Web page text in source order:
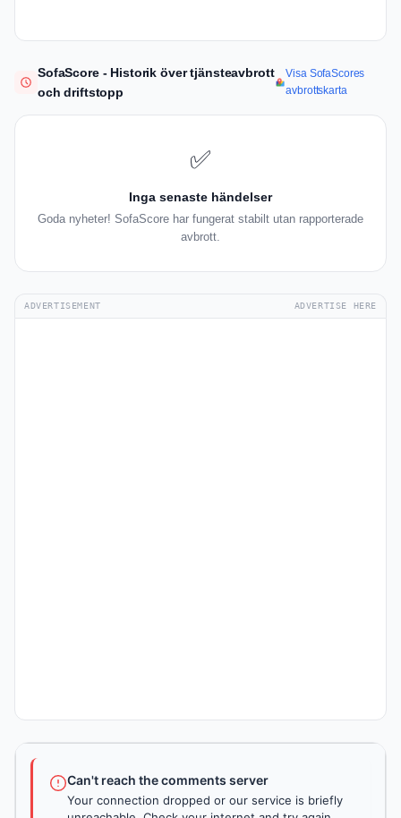
SofaScore - Historik över tjänsteavbrott
och driftstopp
Visa SofaScores
avbrottskarta
✅
Inga senaste händelser
Goda nyheter! SofaScore har fungerat stabilt utan rapporterade
avbrott.
ADVERTISEMENT ADVERTISE HERE
Can't reach the comments server
Your connection dropped or our service is briefly